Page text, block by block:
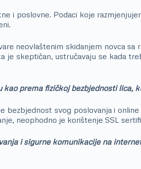
i poslovne. Podaci koje
neovlaštenim skidanjem novca sa
je skeptičan, ustručavaju se kada
prema fizičkoj bezbjednosti lica,
bezbjednost svog poslovanja i
neophodno je korištenje SSL
i sigurne komunikacije na